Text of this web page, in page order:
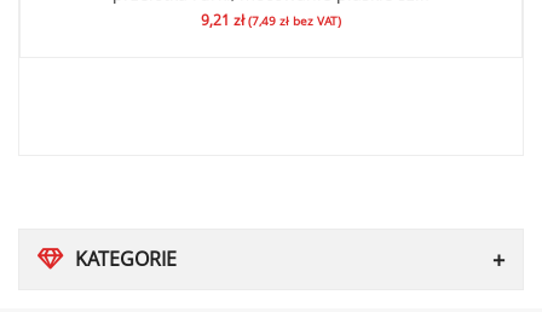
KATEGORIE
9,21 zł (7,49 zł bez VAT)